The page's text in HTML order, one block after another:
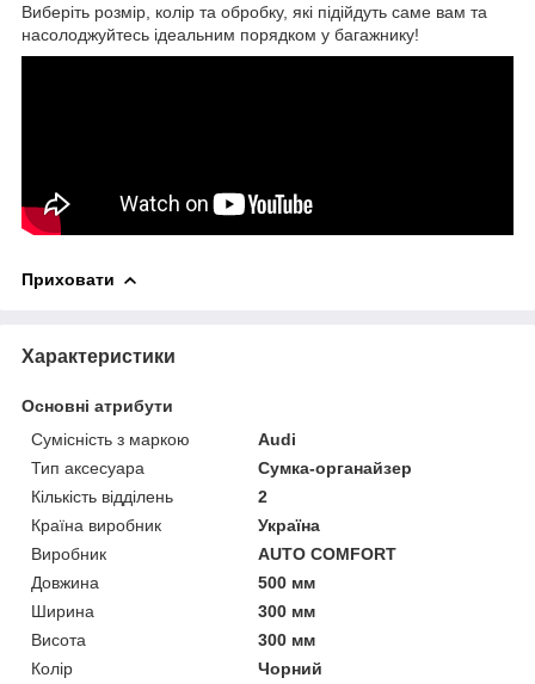
Виберіть розмір, колір та обробку, які підійдуть саме вам та
насолоджуйтесь ідеальним порядком у багажнику!
Приховати
Характеристики
Основні атрибути
Сумісність з маркою
Audi
Тип аксесуара
Сумка-органайзер
Кількість відділень
2
Країна виробник
Україна
Виробник
AUTO COMFORT
Довжина
500 мм
Ширина
300 мм
Висота
300 мм
Колір
Чорний